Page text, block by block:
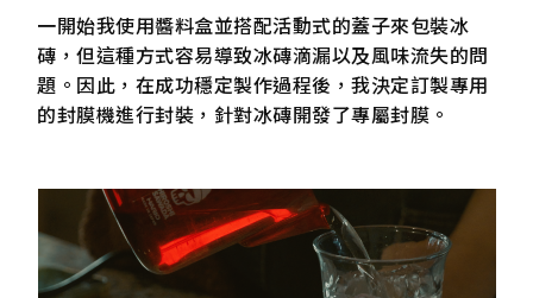
一開始我使用醬料盒並搭配活動式的蓋子來包裝冰
磚，但這種方式容易導致冰磚滴漏以及風味流失的問
題。因此，在成功穩定製作過程後，我決定訂製專用
的封膜機進行封裝，針對冰磚開發了專屬封膜。